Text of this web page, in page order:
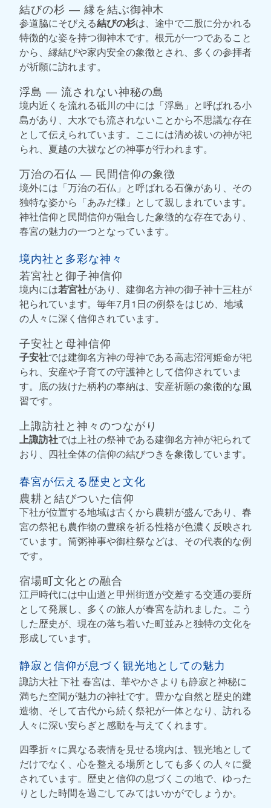
結びの杉 ― 縁を結ぶ御神木
参道脇にそびえる結びの杉は、途中で二股に分かれる
特徴的な姿を持つ御神木です。根元が一つであること
から、縁結びや家内安全の象徴とされ、多くの参拝者
が祈願に訪れます。
浮島 ― 流されない神秘の島
境内近くを流れる砥川の中には「浮島」と呼ばれる小
島があり、大水でも流されないことから不思議な存在
として伝えられています。ここには清め祓いの神が祀
られ、夏越の大祓などの神事が行われます。
万治の石仏 ― 民間信仰の象徴
境外には「万治の石仏」と呼ばれる石像があり、その
独特な姿から「あみだ様」として親しまれています。
神社信仰と民間信仰が融合した象徴的な存在であり、
春宮の魅力の一つとなっています。
境内社と多彩な神々
若宮社と御子神信仰
境内には若宮社があり、建御名方神の御子神十三柱が
祀られています。毎年7月1日の例祭をはじめ、地域
の人々に深く信仰されています。
子安社と母神信仰
子安社では建御名方神の母神である高志沼河姫命が祀
られ、安産や子育ての守護神として信仰されていま
す。底の抜けた柄杓の奉納は、安産祈願の象徴的な風
習です。
上諏訪社と神々のつながり
上諏訪社では上社の祭神である建御名方神が祀られて
おり、四社全体の信仰の結びつきを象徴しています。
春宮が伝える歴史と文化
農耕と結びついた信仰
下社が位置する地域は古くから農耕が盛んであり、春
宮の祭祀も農作物の豊穣を祈る性格が色濃く反映され
ています。筒粥神事や御柱祭などは、その代表的な例
です。
宿場町文化との融合
江戸時代には中山道と甲州街道が交差する交通の要所
として発展し、多くの旅人が春宮を訪れました。こう
した歴史が、現在の落ち着いた町並みと独特の文化を
形成しています。
静寂と信仰が息づく観光地としての魅力
諏訪大社 下社 春宮は、華やかさよりも静寂と神秘に
満ちた空間が魅力の神社です。豊かな自然と歴史的建
造物、そして古代から続く祭祀が一体となり、訪れる
人々に深い安らぎと感動を与えてくれます。
四季折々に異なる表情を見せる境内は、観光地として
だけでなく、心を整える場所としても多くの人々に愛
されています。歴史と信仰の息づくこの地で、ゆった
りとした時間を過ごしてみてはいかがでしょうか。